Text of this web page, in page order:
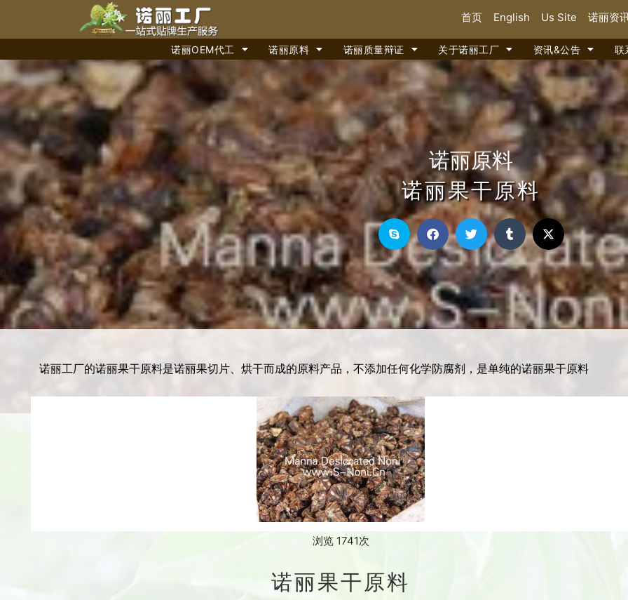
首页 English Us Site 诺丽资
诺丽OEM代工 诺丽原料 诺丽质量辩证 关于诺丽工厂 资讯&公告 联
诺丽原料
诺丽果干原料
0
诺丽工厂的诺丽果干原料是诺丽果切片、烘干而成的原料产品，不添加任何化学防腐剂，是单纯的诺丽果干原料
浏览 1741次
诺丽果干原料